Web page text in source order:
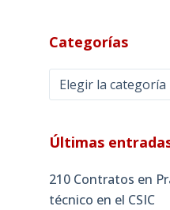
Categorías
Categorías
Últimas
210 Contratos en
técnico en el CSIC